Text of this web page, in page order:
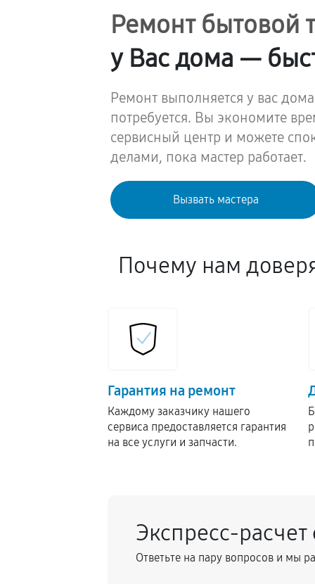
Ремонт бытовой
у Вас дома —
Ремонт выполняется у вас
потребуется. Вы экономите
сервисный центр и можете
делами, пока мастер работает.
Вызвать мастера
Почему нам
Гарантия на ремонт
Каждому заказчику нашего
сервиса предоставляется гарантия
на все услуги и запчасти.
Экспресс-
Ответьте на пару вопросов и мы